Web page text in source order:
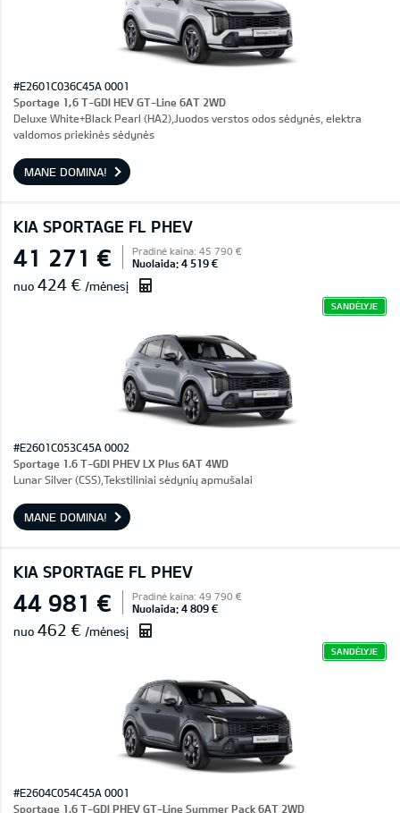
#E2601C036C45A 0001
Sportage 1,6 T-GDI HEV GT-Line 6AT 2WD
Deluxe White+Black Pearl (HA2),Juodos verstos odos sėdynės, elektra
valdomos priekinės sėdynės
MANE DOMINA!
KIA SPORTAGE FL PHEV
41 271 € Pradinė kaina: 45 790 €
Nuolaida: 4 519 €
nuo 424 € /mėnesį
SANDĖLYJE
#E2601C053C45A 0002
Sportage 1.6 T-GDI PHEV LX Plus 6AT 4WD
Lunar Silver (CSS),Tekstiliniai sėdynių apmušalai
MANE DOMINA!
KIA SPORTAGE FL PHEV
44 981 € Pradinė kaina: 49 790 €
Nuolaida: 4 809 €
nuo 462 € /mėnesį
SANDĖLYJE
#E2604C054C45A 0001
Sportage 1.6 T-GDI PHEV GT-Line Summer Pack 6AT 2WD